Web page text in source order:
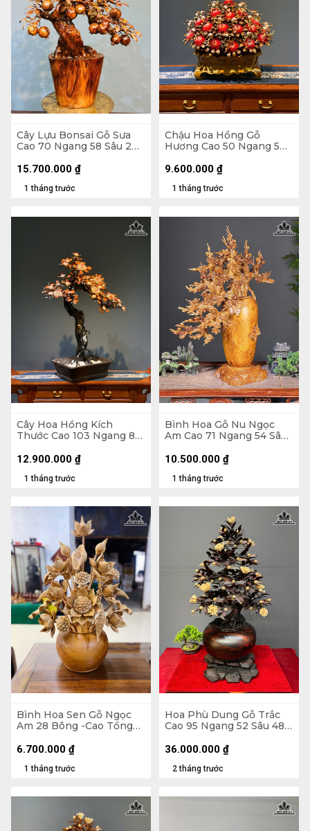
Cây Lựu Bonsai Gỗ Sưa
Cao 70 Ngang 58 Sâu 20
1 tháng trước
15.700.000 ₫
Chậu Hoa Hồng Gỗ
Hương Cao 50 Ngang 50
Hoa Vỏ Sò Indo
1 tháng trước
9.600.000 ₫
Cây Hoa Hồng Kích
Thước Cao 103 Ngang 80
Ngư - Lá Gỗ Sưa - Thân
1 tháng trước
12.900.000 ₫
Bình Hoa Gỗ Nu Ngọc
Am Cao 71 Ngang 54 Sâu
Đường Kính 18 (cm)
1 tháng trước
10.500.000 ₫
Bình Hoa Sen Gỗ Ngọc
Am 28 Bông -Cao Tổng
Đường Kính 30 (cm)
1 tháng trước
6.700.000 ₫
Hoa Phù Dung Gỗ Trắc
Cao 95 Ngang 52 Sâu 48
35 (cm)
2 tháng trước
36.000.000 ₫